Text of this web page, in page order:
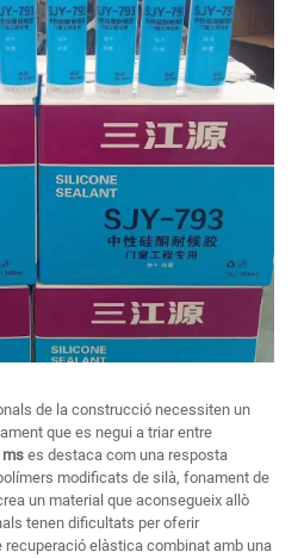
de la construcció necessiten un
que es negui a triar entre
ms es destaca com una resposta
modificats de silà, fonament de
un material que aconsegueix allò
tenen dificultats per oferir
elàstica combinat amb una